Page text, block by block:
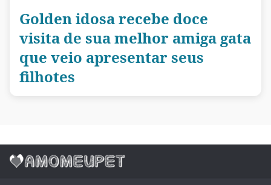
Golden idosa recebe doce
visita de sua melhor amiga gata
que veio apresentar seus
filhotes